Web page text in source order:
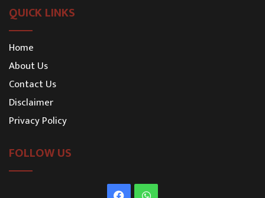
QUICK LINKS
Home
About Us
Contact Us
Disclaimer
Privacy Policy
FOLLOW US